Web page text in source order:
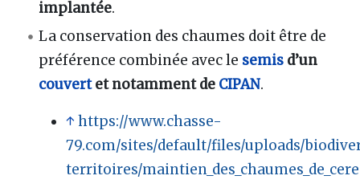
implantée.
La conservation des chaumes doit être de
préférence combinée avec le semis d’un
couvertet notamment de CIPAN.
↑https://www.chasse-
79.com/sites/default/files/uploads/
territoires/